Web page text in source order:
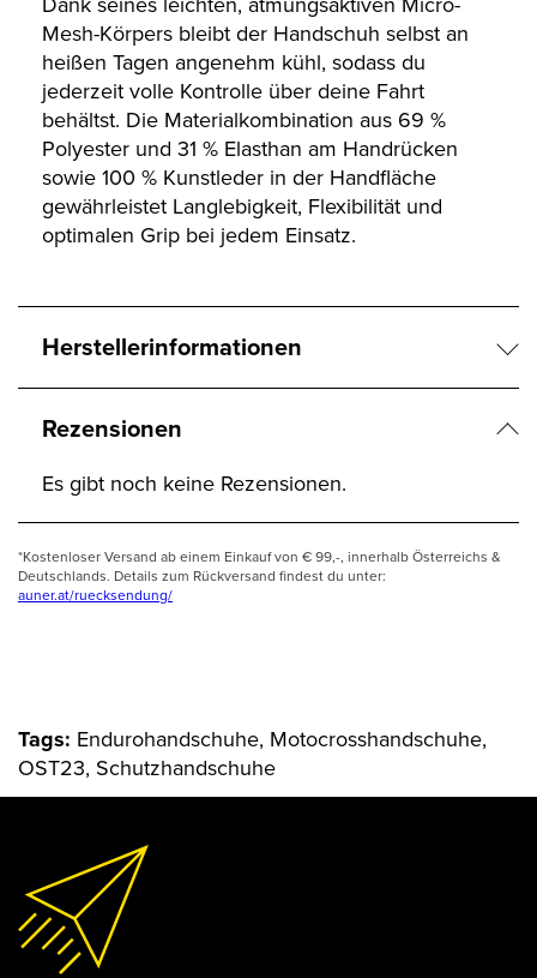
Mesh-Körpers bleibt der Handschuh selbst an
heißen Tagen angenehm kühl, sodass du
jederzeit volle Kontrolle über deine Fahrt
behältst. Die Materialkombination aus 69 %
Polyester und 31 % Elasthan am Handrücken
sowie 100 % Kunstleder in der Handfläche
gewährleistet Langlebigkeit, Flexibilität und
optimalen Grip bei jedem Einsatz.
Herstellerinformationen
Rezensionen
Es gibt noch keine Rezensionen.
*Kostenloser Versand ab einem Einkauf von € 99,-, innerhalb Österreichs &
Deutschlands. Details zum Rückversand findest du unter:
auner.at/ruecksendung/
Tags: Endurohandschuhe, Motocrosshandschuhe,
OST23, Schutzhandschuhe